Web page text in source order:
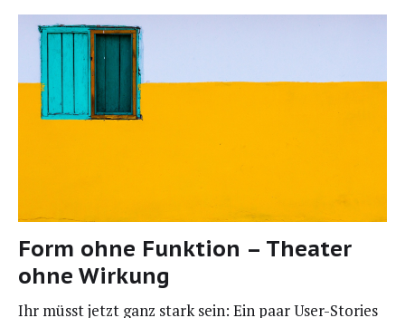
Form ohne Funktion – Theater
ohne Wirkung
Ihr müsst jetzt ganz stark sein: Ein paar User-Sto­ries